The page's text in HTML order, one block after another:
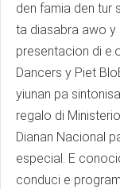
den famia den tur
ta diasabra awo y
presentacion di
Dancers y Piet
yiunan pa
regalo di
Dianan Nacional
especial. E
conduci e